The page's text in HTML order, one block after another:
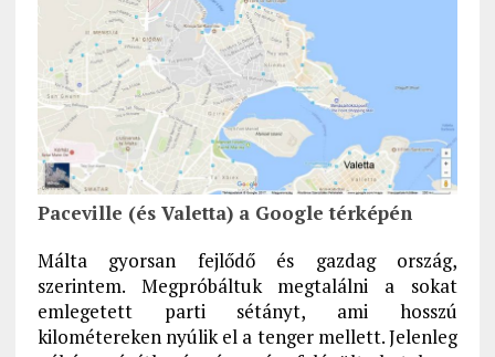
Paceville (és Valetta) a Google térképén
Málta gyorsan fejlődő és gazdag ország,
szerintem. Megpróbáltuk megtalálni a sokat
emlegetett parti sétányt, ami hosszú
kilométereken nyúlik el a tenger mellett. Jelenleg